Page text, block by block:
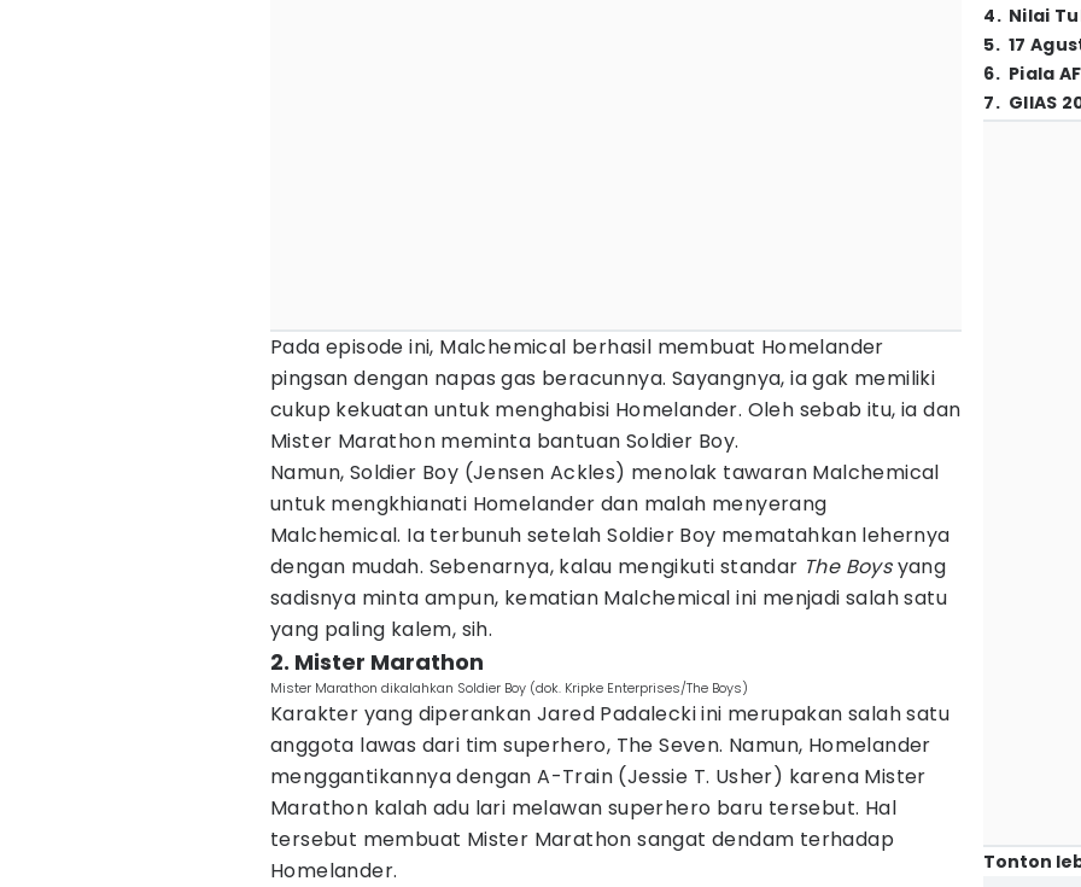
Pada episode ini, Malchemical berhasil membuat Homelander
pingsan dengan napas gas beracunnya. Sayangnya, ia gak memiliki
cukup kekuatan untuk menghabisi Homelander. Oleh sebab itu, ia dan
Mister Marathon meminta bantuan Soldier Boy.
Namun, Soldier Boy (Jensen Ackles) menolak tawaran Malchemical
untuk mengkhianati Homelander dan malah menyerang
Malchemical. Ia terbunuh setelah Soldier Boy mematahkan lehernya
dengan mudah. Sebenarnya, kalau mengikuti standar The Boysyang
sadisnya minta ampun, kematian Malchemical ini menjadi salah satu
yang paling kalem, sih.
2. Mister Marathon
Mister Marathon dikalahkan Soldier Boy (dok. Kripke Enterprises/The Boys)
Karakter yang diperankan Jared Padalecki ini merupakan salah satu
anggota lawas dari tim superhero, The Seven. Namun, Homelander
menggantikannya dengan A-Train (Jessie T. Usher) karena Mister
Marathon kalah adu lari melawan superhero baru tersebut. Hal
tersebut membuat Mister Marathon sangat dendam terhadap
Homelander.
4. Nilai
5. 17
6. Piala
7. GIIAS
Tonton